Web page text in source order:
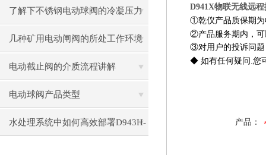
要求
了解下不锈钢电动球阀的冷凝压力
几种矿用电动闸阀的所处工作环境
汇总
电动截止阀的介质流程讲解
电动球阀产品类型
水处理系统中如何高效部署D943H-
D941X物联无线远
①乾仪产品质保期
②产品服务期内，
③对用户的投诉问
◆ 如有任何疑问 您
产品：